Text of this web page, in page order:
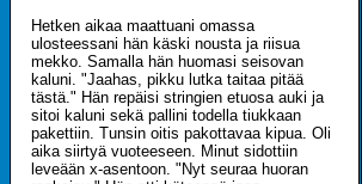
Hetken aikaa maattuani omassa
ulosteessani hän käski nousta ja riisua
mekko. Samalla hän huomasi seisovan
kaluni. "Jaahas, pikku lutka taitaa pitää
tästä." Hän repäisi stringien etuosa auki ja
sitoi kaluni sekä pallini todella tiukkaan
pakettiin. Tunsin oitis pakottavaa kipua. Oli
aika siirtyä vuoteeseen. Minut sidottiin
leveään x-asentoon. "Nyt seuraa huoran